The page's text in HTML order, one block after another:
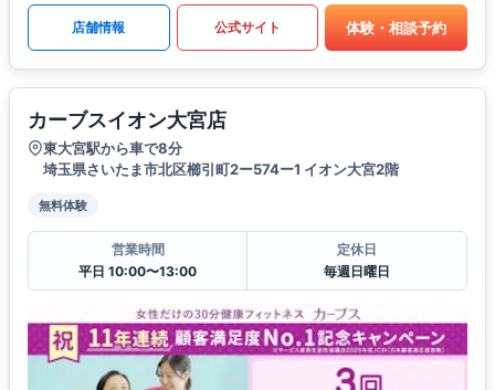
店舗情報 公式サイト 体験・相談予約
カーブスイオン大宮店
東大宮駅から車で8分
埼玉県さいたま市北区櫛引町2ー574ー1 イオン大宮2階
無料体験
営業時間
平日 10:00〜13:00
定休日
毎週日曜日